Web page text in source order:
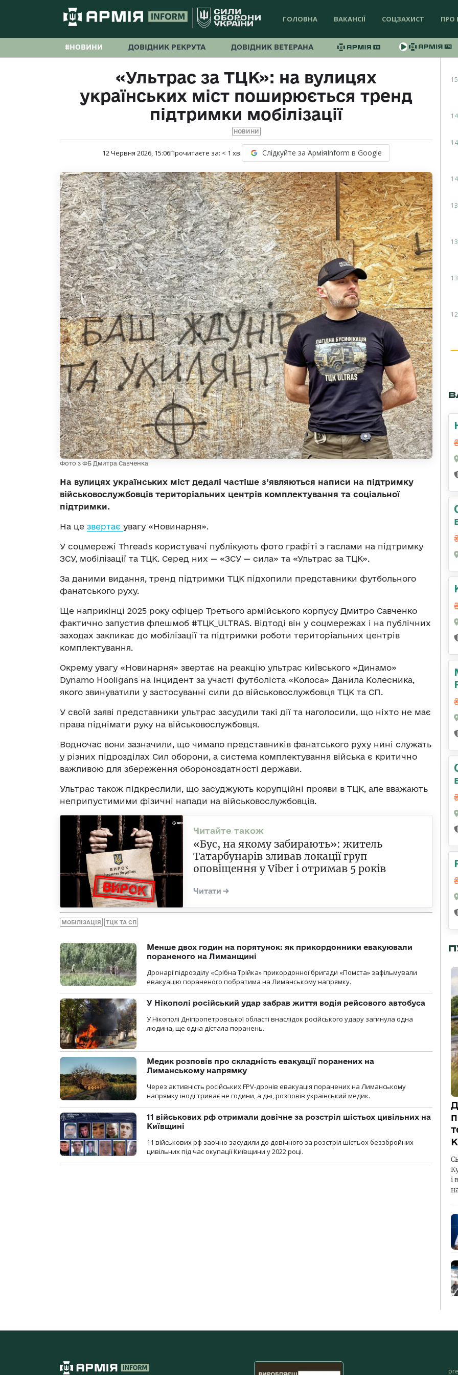
ГОЛОВНА ВАКАНСІЇ СОЦЗАХИСТ ПРО
#НОВИНИ ДОВІДНИК РЕКРУТА ДОВІДНИК ВЕТЕРАНА
«Ультрас за ТЦК»: на вулицях
українських міст поширюється тренд
підтримки мобілізації
НОВИНИ
12 Червня 2026, 15:06Прочитаєте за: < 1 хв. Слідкуйте за АрміяInform в Google
Фото з ФБ Дмитра Савченка
На вулицях українських міст дедалі частіше з’являються написи на підтримку
військовослужбовців територіальних центрів комплектування та соціальної
підтримки.
На це звертає увагу «Новинарня».
У соцмережі Threads користувачі публікують фото графіті з гаслами на підтримку
ЗСУ, мобілізації та ТЦК. Серед них — «ЗСУ — сила» та «Ультрас за ТЦК».
За даними видання, тренд підтримки ТЦК підхопили представники футбольного
фанатського руху.
Ще наприкінці 2025 року офіцер Третього армійського корпусу Дмитро Савченко
фактично запустив флешмоб #ТЦК_ULTRAS. Відтоді він у соцмережах і на публічних
заходах закликає до мобілізації та підтримки роботи територіальних центрів
комплектування.
Окрему увагу «Новинарня» звертає на реакцію ультрас київського «Динамо»
Dynamo Hooligans на інцидент за участі футболіста «Колоса» Данила Колесника,
якого звинуватили у застосуванні сили до військовослужбовця ТЦК та СП.
У своїй заяві представники ультрас засудили такі дії та наголосили, що ніхто не має
права піднімати руку на військовослужбовця.
Водночас вони зазначили, що чимало представників фанатського руху нині служать
у різних підрозділах Сил оборони, а система комплектування війська є критично
важливою для збереження обороноздатності держави.
Ультрас також підкреслили, що засуджують корупційні прояви в ТЦК, але вважають
неприпустимими фізичні напади на військовослужбовців.
«Бус, на якому забирають»: житель
Татарбунарів зливав локації груп
оповіщення у Viber і отримав 5 років
МОБІЛІЗАЦІЯ ТЦК ТА СП
Менше двох годин на порятунок: як прикордонники евакуювали
пораненого на Лиманщині
Дронарі підрозділу «Срібна Трійка» прикордонної бригади «Помста» зафільмували
евакуацію пораненого побратима на Лиманському напрямку.
У Нікополі російський удар забрав життя водія рейсового автобуса
У Нікополі Дніпропетровської області внаслідок російського удару загинула одна
людина, ще одна дістала поранень.
Медик розповів про складність евакуації поранених на
Лиманському напрямку
Через активність російських FPV-дронів евакуація поранених на Лиманському
напрямку іноді триває не години, а дні, розповів український медик.
11 військових рф отримали довічне за розстріл шістьох цивільних на
Київщині
11 військових рф заочно засудили до довічного за розстріл шістьох беззбройних
цивільних під час окупації Київщини у 2022 році.
і